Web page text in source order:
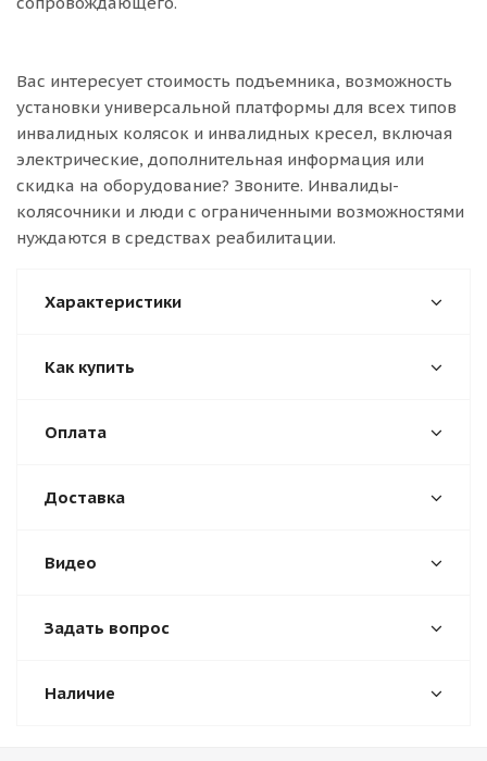
Вас интересует стоимость подъемника, возможность
установки универсальной платформы для всех типов
инвалидных колясок и инвалидных кресел, включая
электрические, дополнительная информация или
скидка на оборудование? Звоните. Инвалиды-
колясочники и люди с ограниченными возможностями
нуждаются в средствах реабилитации.
Характеристики
Как купить
Оплата
Доставка
Видео
Задать вопрос
Наличие